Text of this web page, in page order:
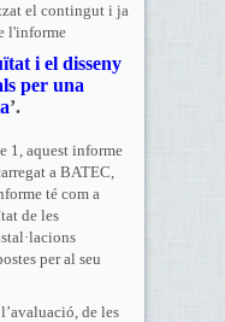
el contingut i ja
l'informe
i el disseny
per una
’.
1, aquest informe
a BATEC,
té com a
de les
per al seu
de les